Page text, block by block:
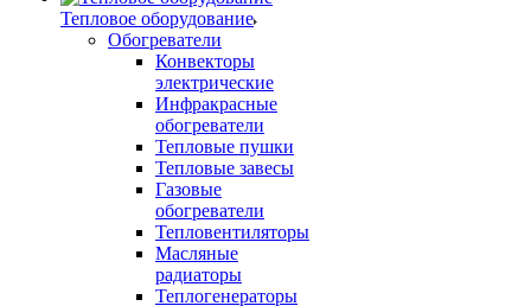
Тепловое оборудование
Обогреватели
Конвекторы
электрические
Инфракрасные
обогреватели
Тепловые пушки
Тепловые завесы
Газовые
обогреватели
Тепловентиляторы
Масляные
радиаторы
Теплогенераторы